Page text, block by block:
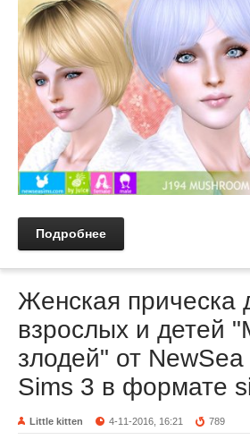
Подробнее
Женская прическа
взрослых и детей
злодей" от
Sims 3 в формате
Little kitten 4-11-2016, 16:21 789